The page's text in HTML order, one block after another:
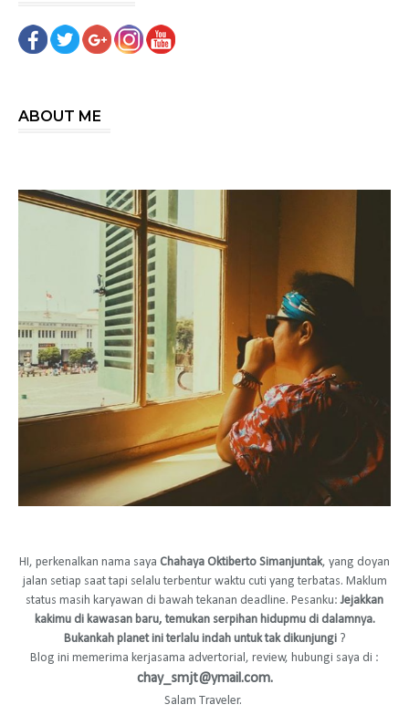
ABOUT ME
HI, perkenalkan nama saya Chahaya Oktiberto Simanjuntak, yang doyan
jalan setiap saat tapi selalu terbentur waktu cuti yang terbatas. Maklum
status masih karyawan di bawah tekanan deadline. Pesanku:Jejakkan
kakimu di kawasan baru, temukan serpihan hidupmu di dalamnya.
Bukankah planet ini terlalu indah untuk tak dikunjungi?
Blog ini memerima kerjasama advertorial, review, hubungi saya di :
chay_smjt@ymail.com.
Salam Traveler.